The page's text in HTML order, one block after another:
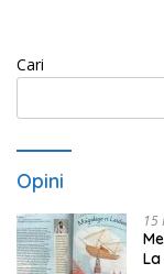
Cari
Opini
15